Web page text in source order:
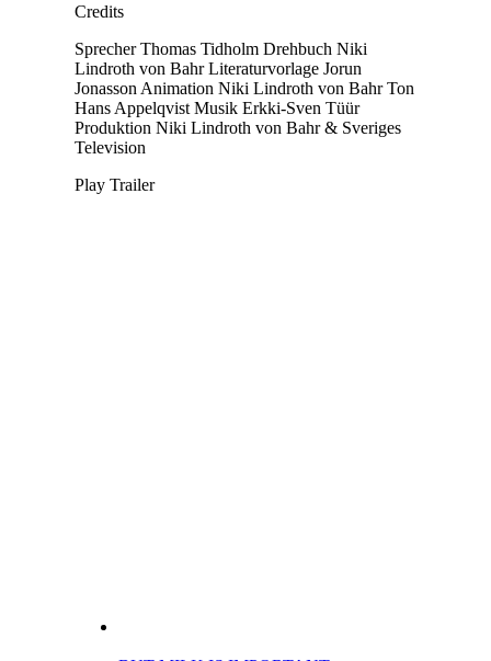
Credits
Sprecher Thomas Tidholm Drehbuch Niki
Lindroth von Bahr Literaturvorlage Jorun
Jonasson Animation Niki Lindroth von Bahr Ton
Hans Appelqvist Musik Erkki-Sven Tüür
Produktion Niki Lindroth von Bahr & Sveriges
Television
Play Trailer